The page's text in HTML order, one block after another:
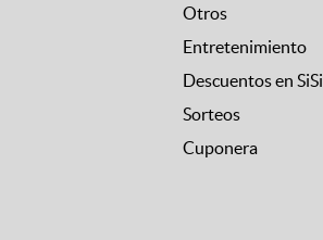
Otros
Entretenimiento
Descuentos en SiSi
Sorteos
Cuponera